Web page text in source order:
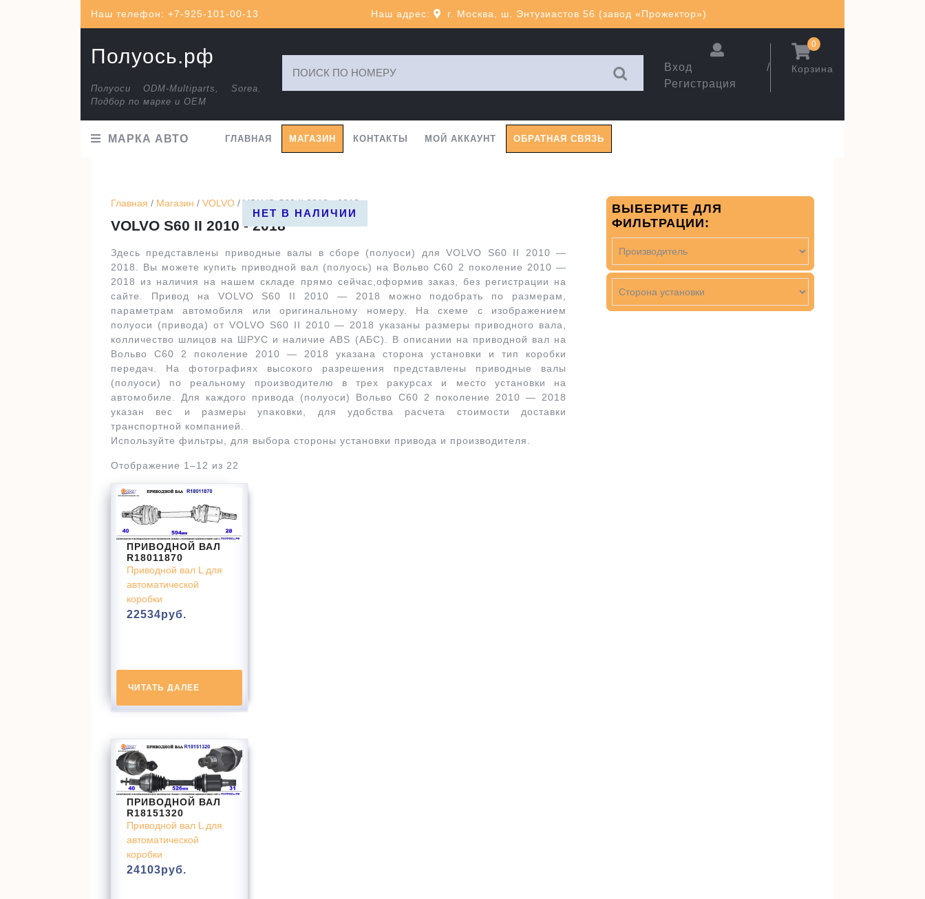
Наш телефон: +7-925-101-00-13 Наш адрес: г. Москва, ш. Энтузиастов 56 (завод «Прожектор»)
Полуось.рф
Полуоси ODM-Multiparts, Sorea.
Подбор по марке и ОЕМ
Вход /
Регистрация
Корзина
0
МАРКА АВТО ГЛАВНАЯ МАГАЗИН КОНТАКТЫ МОЙ АККАУНТ ОБРАТНАЯ СВЯЗЬ
Главная / Магазин / VOLVO / VOLVO S60 II 2010 - 2018
VOLVO S60 II 2010 - 2018
Здесь представлены приводные валы в сборе (полуоси) для VOLVO S60 II 2010 —
2018. Вы можете купить приводной вал (полуось) на Вольво С60 2 поколение 2010 —
2018 из наличия на нашем складе прямо сейчас,оформив заказ, без регистрации на
сайте. Привод на VOLVO S60 II 2010 — 2018 можно подобрать по размерам,
параметрам автомобиля или оригинальному номеру. На схеме с изображением
полуоси (привода) от VOLVO S60 II 2010 — 2018 указаны размеры приводного вала,
колличество шлицов на ШРУС и наличие ABS (АБС). В описании на приводной вал на
Вольво С60 2 поколение 2010 — 2018 указана сторона установки и тип коробки
передач. На фотографиях высокого разрешения представлены приводные валы
(полуоси) по реальному производителю в трех ракурсах и место установки на
автомобиле. Для каждого привода (полуоси) Вольво С60 2 поколение 2010 — 2018
указан вес и размеры упаковки, для удобства расчета стоимости доставки
транспортной компанией.
Используйте фильтры, для выбора стороны установки привода и производителя.
Отображение 1–12 из 22
НЕТ В НАЛИЧИИ
ПРИВОДНОЙ ВАЛ
R18011870
Приводной вал L для
автоматической
коробки
22534руб.
ЧИТАТЬ ДАЛЕЕ
ПРИВОДНОЙ ВАЛ
R18151320
Приводной вал L для
автоматической
коробки
24103руб.
НЕТ В НАЛИЧИИ
НЕТ В НАЛИЧИИ
НЕТ В НАЛИЧИИ
ВЫБЕРИТЕ ДЛЯ
ФИЛЬТРАЦИИ: